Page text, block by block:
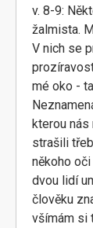
v. 8-9:
žalmista.
V nich se
mé oko -
kterou
strašili
někoho
dvou lidí
člověku
všímám si